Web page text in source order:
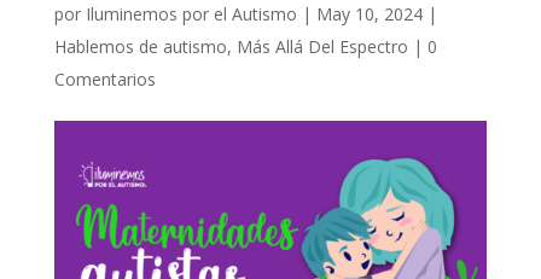
por Iluminemos por el Autismo | May 10, 2024|
Hablemos de autismo, Más Allá Del Espectro | 0
Comentarios